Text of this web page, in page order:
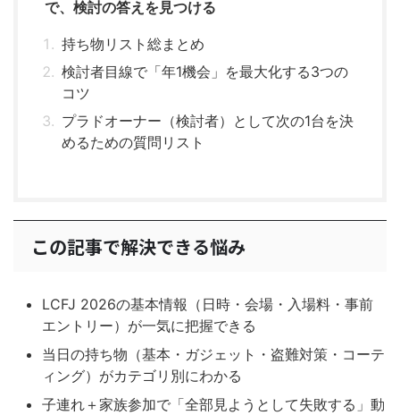
で、検討の答えを見つける
持ち物リスト総まとめ
検討者目線で「年1機会」を最大化する3つの
コツ
プラドオーナー（検討者）として次の1台を決
めるための質問リスト
この記事で解決できる悩み
LCFJ 2026の基本情報（日時・会場・入場料・事前
エントリー）が一気に把握できる
当日の持ち物（基本・ガジェット・盗難対策・コーテ
ィング）がカテゴリ別にわかる
子連れ＋家族参加で「全部見ようとして失敗する」動